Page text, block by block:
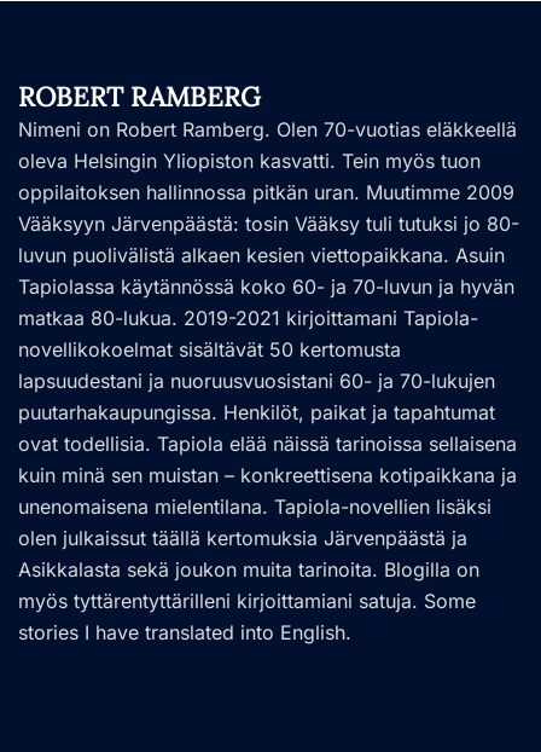
ROBERT RAMBERG
Nimeni on Robert Ramberg. Olen 70-vuotias eläkkeellä
oleva Helsingin Yliopiston kasvatti. Tein myös tuon
oppilaitoksen hallinnossa pitkän uran. Muutimme 2009
Vääksyyn Järvenpäästä: tosin Vääksy tuli tutuksi jo 80-
luvun puolivälistä alkaen kesien viettopaikkana. Asuin
Tapiolassa käytännössä koko 60- ja 70-luvun ja hyvän
matkaa 80-lukua. 2019-2021 kirjoittamani Tapiola-
novellikokoelmat sisältävät 50 kertomusta
lapsuudestani ja nuoruusvuosistani 60- ja 70-lukujen
puutarhakaupungissa. Henkilöt, paikat ja tapahtumat
ovat todellisia. Tapiola elää näissä tarinoissa sellaisena
kuin minä sen muistan – konkreettisena kotipaikkana ja
unenomaisena mielentilana. Tapiola-novellien lisäksi
olen julkaissut täällä kertomuksia Järvenpäästä ja
Asikkalasta sekä joukon muita tarinoita. Blogilla on
myös tyttärentyttärilleni kirjoittamiani satuja. Some
stories I have translated into English.